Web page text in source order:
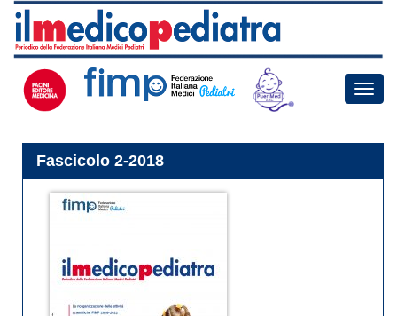
Toggle
Fascicolo 2-2018